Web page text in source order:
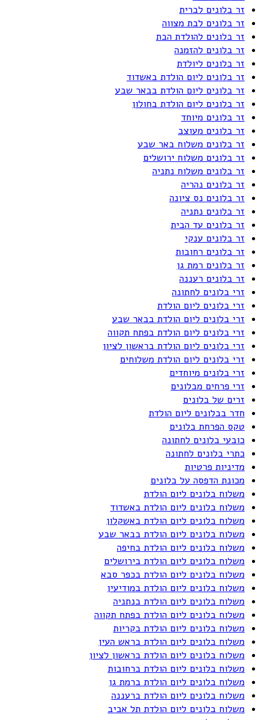
זר בלונים לברית
זר בלונים לבת מצווה
זר בלונים להולדת הבת
זר בלונים להזמנה
זר בלונים ליולדת
זר בלונים ליום הולדת באשדוד
זר בלונים ליום הולדת בבאר שבע
זר בלונים ליום הולדת בחולון
זר בלונים מיוחד
זר בלונים מעוצב
זר בלונים משלוח באר שבע
זר בלונים משלוח ירושלים
זר בלונים משלוח נתניה
זר בלונים נהריה
זר בלונים נס ציונה
זר בלונים נתניה
זר בלונים עד הבית
זר בלונים ענקי
זר בלונים רחובות
זר בלונים רמת גן
זר בלונים רעננה
זרי בלונים לחתונה
זרי בלונים ליום הולדת
זרי בלונים ליום הולדת בבאר שבע
זרי בלונים ליום הולדת בפתח תקווה
זרי בלונים ליום הולדת בראשון לציון
זרי בלונים ליום הולדת משלוחים
זרי בלונים מיוחדים
זרי פרחים מבלונים
זרים של בלונים
חדר בבלונים ליום הולדת
טקס הפרחת בלונים
כובעי בלונים לחתונה
כתרי בלונים לחתונה
מדיניות פרטיות
מכונת הדפסה על בלונים
משלוח בלונים ליום הולדת
משלוח בלונים ליום הולדת באשדוד
משלוח בלונים ליום הולדת באשקלון
משלוח בלונים ליום הולדת בבאר שבע
משלוח בלונים ליום הולדת בחיפה
משלוח בלונים ליום הולדת בירושלים
משלוח בלונים ליום הולדת בכפר סבא
משלוח בלונים ליום הולדת במודיעין
משלוח בלונים ליום הולדת בנתניה
משלוח בלונים ליום הולדת בפתח תקווה
משלוח בלונים ליום הולדת בקריות
משלוח בלונים ליום הולדת בראש העין
משלוח בלונים ליום הולדת בראשון לציון
משלוח בלונים ליום הולדת ברחובות
משלוח בלונים ליום הולדת ברמת גן
משלוח בלונים ליום הולדת ברעננה
משלוח בלונים ליום הולדת תל אביב